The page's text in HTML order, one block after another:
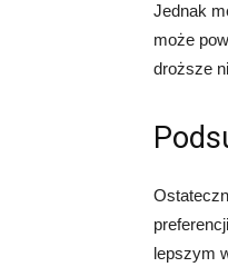
Jednak
może
droższe
lepszym